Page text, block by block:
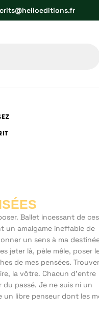
Ballet incessant de ces
un amalgame ineffable de
un sens à ma
jeter là, pèle mêle, poser
de mes pensées.
la vôtre. Chacun d'entre
passé. Je ne suis ni un
un libre penseur dont les